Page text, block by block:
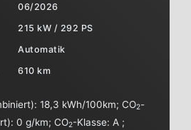
06/2026
215 kW / 292 PS
Automatik
610 km
18,3 kWh/100km;CO2-
0 g/km;CO2-Klasse: A ;